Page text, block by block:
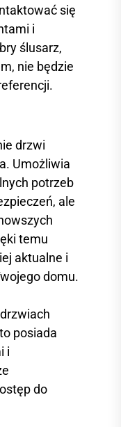
się
i
ślusarz,
nie będzie
drzwi
Umożliwia
potrzeb
ale
temu
aktualne i
domu.
posiada
i
do